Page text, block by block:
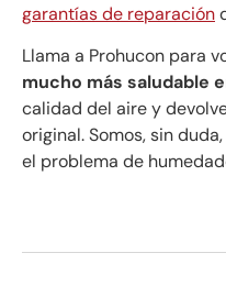
garantías de reparación
Llama a Prohucon para
mucho más saludable
calidad del aire y
original. Somos, sin
el problema de